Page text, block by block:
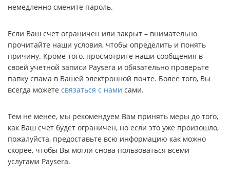
немедленно смените пароль.
Если Ваш счет ограничен или закрыт – внимательно
прочитайте наши условия, чтобы определить и понять
причину. Кроме того, просмотрите наши сообщения в
своей учетной записи Paysera и обязательно проверьте
папку спама в Вашей электронной почте. Более того, Вы
всегда можете связаться с нами сами.
Тем не менее, мы рекомендуем Вам принять меры до того,
как Ваш счет будет ограничен, но если это уже произошло,
пожалуйста, предоставьте всю информацию как можно
скорее, чтобы Вы могли снова пользоваться всеми
услугами Paysera.